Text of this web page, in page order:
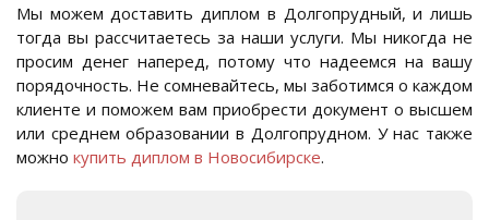
Мы можем доставить диплом в Долгопрудный, и лишь
тогда вы рассчитаетесь за наши услуги. Мы никогда не
просим денег наперед, потому что надеемся на вашу
порядочность. Не сомневайтесь, мы заботимся о каждом
клиенте и поможем вам приобрести документ о высшем
или среднем образовании в Долгопрудном. У нас также
можно купить диплом в Новосибирске.